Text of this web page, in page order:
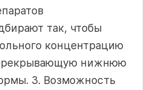
так, чтобы
концентрацию
нижнюю
3. Возможность